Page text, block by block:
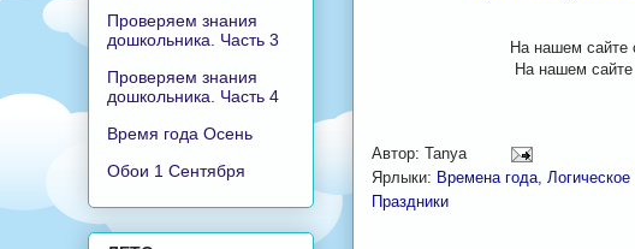
На нашем сайте
На нашем
Автор: Tanya
Ярлыки: Времена года
Праздники
Проверяем знания
дошкольника. Часть 3
Проверяем знания
дошкольника. Часть 4
Время года Осень
Обои 1 Сентября